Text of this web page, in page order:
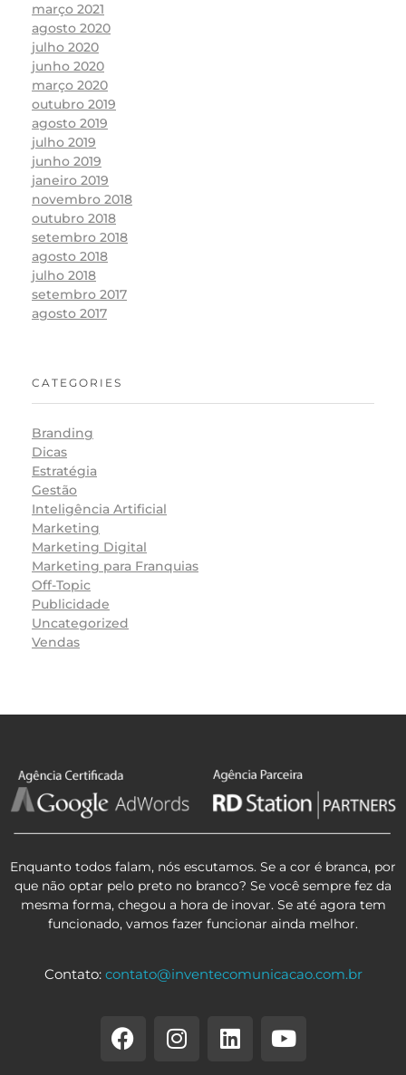
março 2021
agosto 2020
julho 2020
junho 2020
março 2020
outubro 2019
agosto 2019
julho 2019
junho 2019
janeiro 2019
novembro 2018
outubro 2018
setembro 2018
agosto 2018
julho 2018
setembro 2017
agosto 2017
CATEGORIES
Branding
Dicas
Estratégia
Gestão
Inteligência Artificial
Marketing
Marketing Digital
Marketing para Franquias
Off-Topic
Publicidade
Uncategorized
Vendas
Enquanto todos falam, nós escutamos. Se a cor é branca, por
que não optar pelo preto no branco? Se você sempre fez da
mesma forma, chegou a hora de inovar. Se até agora tem
funcionado, vamos fazer funcionar ainda melhor.
Contato: contato@inventecomunicacao.com.br